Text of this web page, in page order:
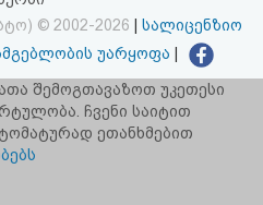
© 2002-2026
სალიცენზიო
უარყოფა
TOP.GE
ძველი ვერსია ბმულზე
შემოგთავაზოთ უკეთესი
ჩვენი საიტით
ეთანხმებით